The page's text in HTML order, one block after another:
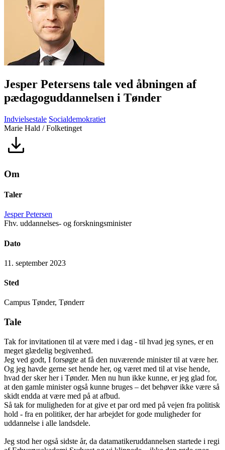
Jesper Petersens tale ved åbningen af
pædagoguddannelsen i Tønder
Indvielsestale Socialdemokratiet
Marie Hald / Folketinget
Om
Taler
Jesper Petersen
Fhv. uddannelses- og forskningsminister
Dato
11. september 2023
Sted
Campus Tønder, Tønderr
Tale
Tak for invitationen til at være med i dag - til hvad jeg synes, er en
meget glædelig begivenhed.
Jeg ved godt, I forsøgte at få den nuværende minister til at være her.
Og jeg havde gerne set hende her, og været med til at vise hende,
hvad der sker her i Tønder. Men nu hun ikke kunne, er jeg glad for,
at den gamle minister også kunne bruges – det behøver ikke være så
skidt endda at være med på at afbud.
Så tak for muligheden for at give et par ord med på vejen fra politisk
hold - fra en politiker, der har arbejdet for gode muligheder for
uddannelse i alle landsdele.
Jeg stod her også sidste år, da datamatikeruddannelsen startede i regi